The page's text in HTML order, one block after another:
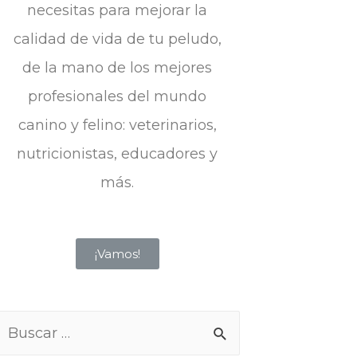
necesitas para mejorar la
calidad de vida de tu peludo,
de la mano de los mejores
profesionales del mundo
canino y felino: veterinarios,
nutricionistas, educadores y
más.
¡Vamos!